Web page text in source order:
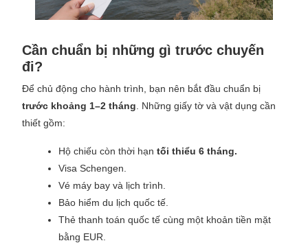
Cần chuẩn bị những gì trước chuyến
đi?
Để chủ động cho hành trình, bạn nên bắt đầu chuẩn bị
trước khoảng 1–2 tháng . Những giấy tờ và vật dụng cần
thiết gồm:
Hộ chiếu còn thời hạn tối thiểu 6 tháng.
Visa Schengen.
Vé máy bay và lịch trình.
Bảo hiểm du lịch quốc tế.
Thẻ thanh toán quốc tế cùng một khoản tiền mặt
bằng EUR.